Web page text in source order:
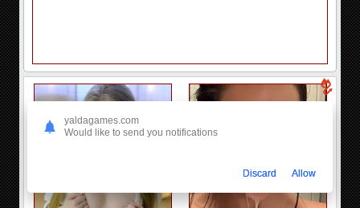
yaldagames.com
Would like to send you notifications
Discard Allow